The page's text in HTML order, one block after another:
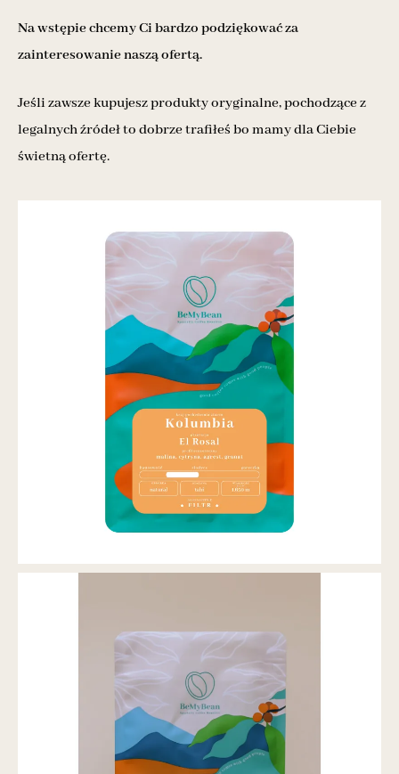
Na wstępie chcemy Ci bardzo podziękować za
zainteresowanie naszą ofertą.
Jeśli zawsze kupujesz produkty oryginalne, pochodzące z
legalnych źródeł to dobrze trafiłeś bo mamy dla Ciebie
świetną ofertę.